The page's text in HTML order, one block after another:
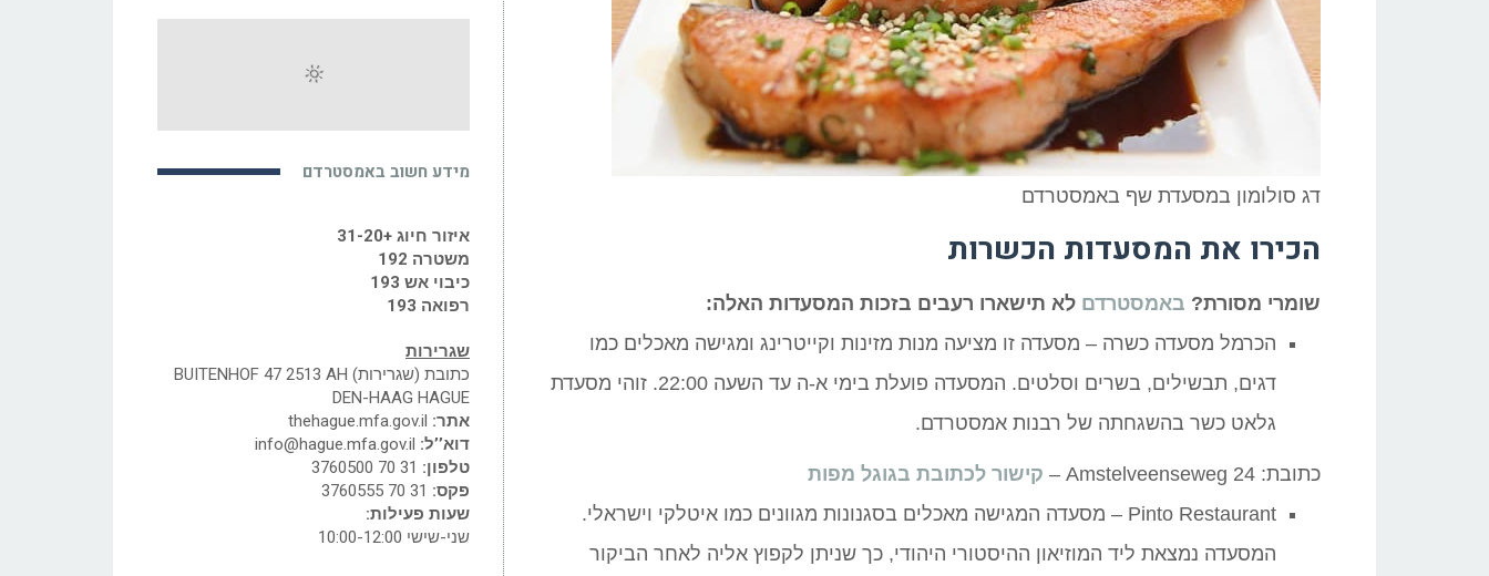
דג סולומון במסעדת שף באמסטרדם
הכירו את המסעדות הכשרות
שומרי מסורת? באמסטרדם לא תישארו רעבים בזכות המסעדות האלה:
הכרמל מסעדה כשרה – מסעדה זו מציעה מנות מזינות וקייטרינג ומגישה מאכלים כמו
דגים, תבשילים, בשרים וסלטים. המסעדה פועלת בימי א-ה עד השעה 22:00. זוהי מסעדת
גלאט כשר בהשגחתה של רבנות אמסטרדם.
כתובת: Amstelveenseweg 24 –
קישור לכתובת בגוגל מפות
Pinto Restaurant – מסעדה המגישה מאכלים בסגנונות מגוונים כמו איטלקי וישראלי.
המסעדה נמצאת ליד המוזיאון ההיסטורי היהודי, כך שניתן לקפוץ אליה לאחר הביקור
מידע חשוב באמסטרדם
איזור חיוג +31-20
משטרה 192
כיבוי אש 193
רפואה 193
שגרירות
כתובת (שגרירות) BUITENHOF 47 2513 AH
DEN-HAAG HAGUE
אתר:
דוא’’ל:
טלפון:
פקס:
שעות פעילות:
שני-שישי 10:00-12:00